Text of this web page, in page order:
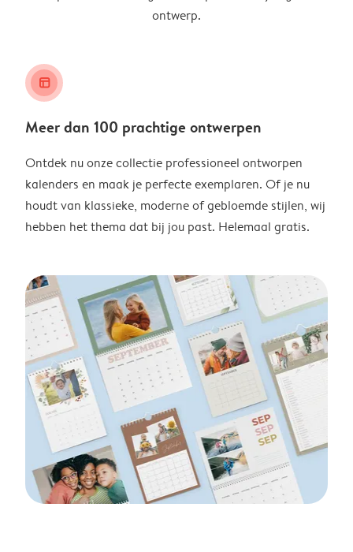
ontwerp.
layout_alt
Meer dan 100 prachtige ontwerpen
Ontdek nu onze collectie professioneel ontworpen
kalenders en maak je perfecte exemplaren. Of je nu
houdt van klassieke, moderne of gebloemde stijlen, wij
hebben het thema dat bij jou past. Helemaal gratis.